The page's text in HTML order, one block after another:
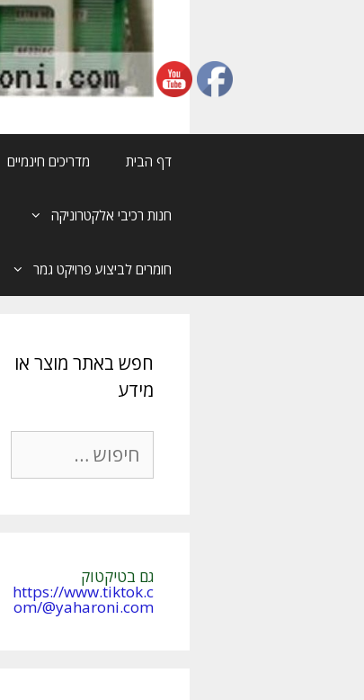
דף הבית מדריכים חינמיים
חנות רכיבי אלקטרוניקה
חומרים לביצוע פרויקט גמר
חפש באתר מוצר או
מידע
חיפוש:
גם בטיקטוק
https://www.tiktok.c
om/@yaharoni.com